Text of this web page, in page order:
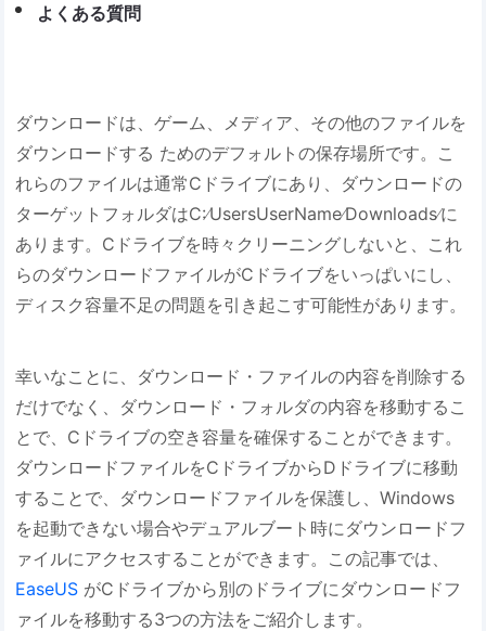
よくある質問
ダウンロードは、ゲーム、メディア、その他のファイルを
ダウンロードする ためのデフォルトの保存場所です。こ
れらのファイルは通常Cドライブにあり、ダウンロードの
ターゲットフォルダはC:∕UsersUserName∕Downloads∕に
あります。Cドライブを時々クリーニングしないと、これ
らのダウンロードファイルがCドライブをいっぱいにし、
ディスク容量不足の問題を引き起こす可能性があります。
幸いなことに、ダウンロード・ファイルの内容を削除する
だけでなく、ダウンロード・フォルダの内容を移動するこ
とで、Cドライブの空き容量を確保することができます。
ダウンロードファイルをCドライブからDドライブに移動
することで、ダウンロードファイルを保護し、Windows
を起動できない場合やデュアルブート時にダウンロードフ
ァイルにアクセスすることができます。この記事では、
EaseUS がCドライブから別のドライブにダウンロードフ
ァイルを移動する3つの方法をご紹介します。